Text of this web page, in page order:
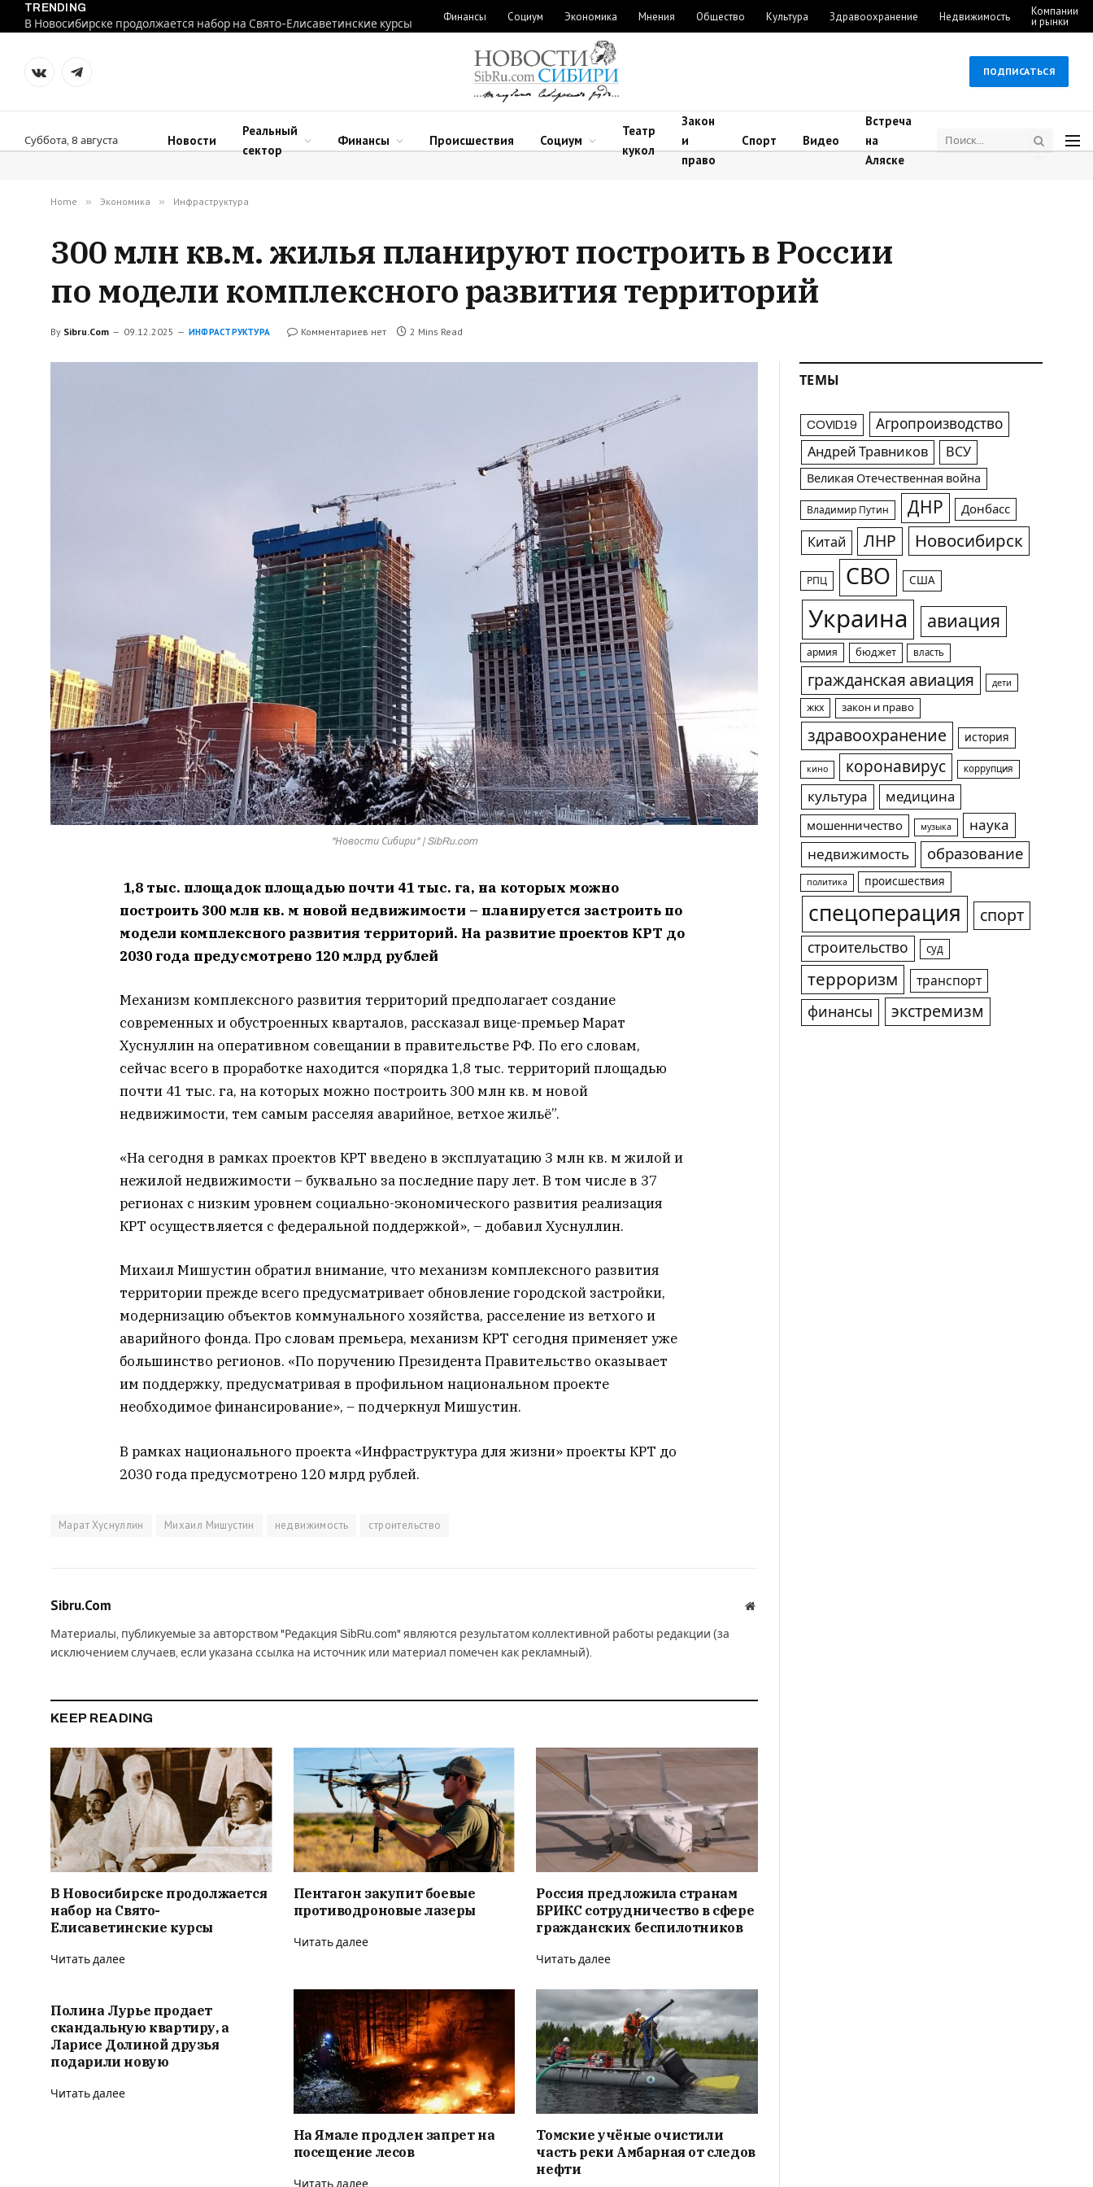
TRENDING
В Новосибирске продолжается набор на Свято-Елисаветинские курсы
Финансы Социум Экономика Мнения Общество Культура Здравоохранение Недвижимость Компании
и рынки
VKontakteTelegram
ПОДПИСАТЬСЯ
Суббота, 8 августа Новости
Реальный
сектор
Финансы Происшествия Социум
Театр
кукол
Закон
и
право
Спорт Видео
Встреча
на
Аляске
Home » Экономика » Инфраструктура
300 млн кв.м. жилья планируют построить в России
по модели комплексного развития территорий
By Sibru.Com 09.12.2025 ИНФРАСТРУКТУРА Комментариев нет 2 Mins Read
"Новости Сибири" | SibRu.com
1,8 тыс. площадок площадью почти 41 тыс. га, на которых можно
построить 300 млн кв. м новой недвижимости – планируется застроить по
модели комплексного развития территорий. На развитие проектов КРТ до
2030 года предусмотрено 120 млрд рублей
Механизм комплексного развития территорий предполагает создание
современных и обустроенных кварталов, рассказал вице-премьер Марат
Хуснуллин на оперативном совещании в правительстве РФ. По его словам,
сейчас всего в проработке находится «порядка 1,8 тыс. территорий площадью
почти 41 тыс. га, на которых можно построить 300 млн кв. м новой
недвижимости, тем самым расселяя аварийное, ветхое жильё”.
«На сегодня в рамках проектов КРТ введено в эксплуатацию 3 млн кв. м жилой и
нежилой недвижимости – буквально за последние пару лет. В том числе в 37
регионах с низким уровнем социально-экономического развития реализация
КРТ осуществляется с федеральной поддержкой», – добавил Хуснуллин.
Михаил Мишустин обратил внимание, что механизм комплексного развития
территории прежде всего предусматривает обновление городской застройки,
модернизацию объектов коммунального хозяйства, расселение из ветхого и
аварийного фонда. Про словам премьера, механизм КРТ сегодня применяет уже
большинство регионов. «По поручению Президента Правительство оказывает
им поддержку, предусматривая в профильном национальном проекте
необходимое финансирование», – подчеркнул Мишустин.
В рамках национального проекта «Инфраструктура для жизни» проекты КРТ до
2030 года предусмотрено 120 млрд рублей.
Марат Хуснуллин Михаил Мишустин недвижимость строительство
Sibru.Com Website
Материалы, публикуемые за авторством "Редакция SibRu.com" являются результатом коллективной работы редакции (за
исключением случаев, если указана ссылка на источник или материал помечен как рекламный).
KEEP READING
В Новосибирске продолжается
набор на Свято-
Елисаветинские курсы
Читать далее
Пентагон закупит боевые
противодроновые лазеры
Читать далее
Россия предложила странам
БРИКС сотрудничество в сфере
гражданских беспилотников
Читать далее
Полина Лурье продает
скандальную квартиру, а
Ларисе Долиной друзья
подарили новую
Читать далее
На Ямале продлен запрет на
посещение лесов
Читать далее
Томские учёные очистили
часть реки Амбарная от следов
нефти
ТЕМЫ
COVID19 Агропроизводство
Андрей Травников ВСУ
Великая Отечественная война
Владимир Путин ДНР Донбасс
Китай ЛНР Новосибирск
РПЦ СВО США
Украина авиация
армия бюджет власть
гражданская авиация дети
жкх закон и право
здравоохранение история
кино коронавирус коррупция
культура медицина
мошенничество музыка
наука
недвижимость
образование
политика происшествия
спецоперация спорт
строительство суд
терроризм транспорт
финансы экстремизм